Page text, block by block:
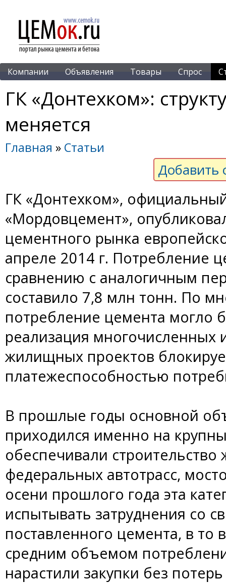
Компании Объявления Товары Спрос
ГК «Донтехком»:
меняется
Главная » Статьи
Добавить
ГК «Донтехком»,
«Мордовцемент»,
цементного рынка
апреле 2014 г. Потребление
сравнению с аналогичным
составило 7,8 млн тонн. По
потребление цемента могло
реализация многочисленных
жилищных проектов
платежеспособностью
В прошлые годы основной
приходился именно на
обеспечивали
федеральных автотрасс,
осени прошлого года эта
испытывать затруднения со
поставленного цемента, в то
средним объемом
нарастили закупки без